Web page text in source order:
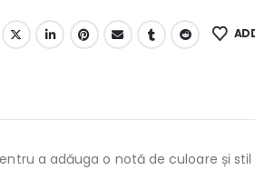
a adăuga o notă de culoare și stil